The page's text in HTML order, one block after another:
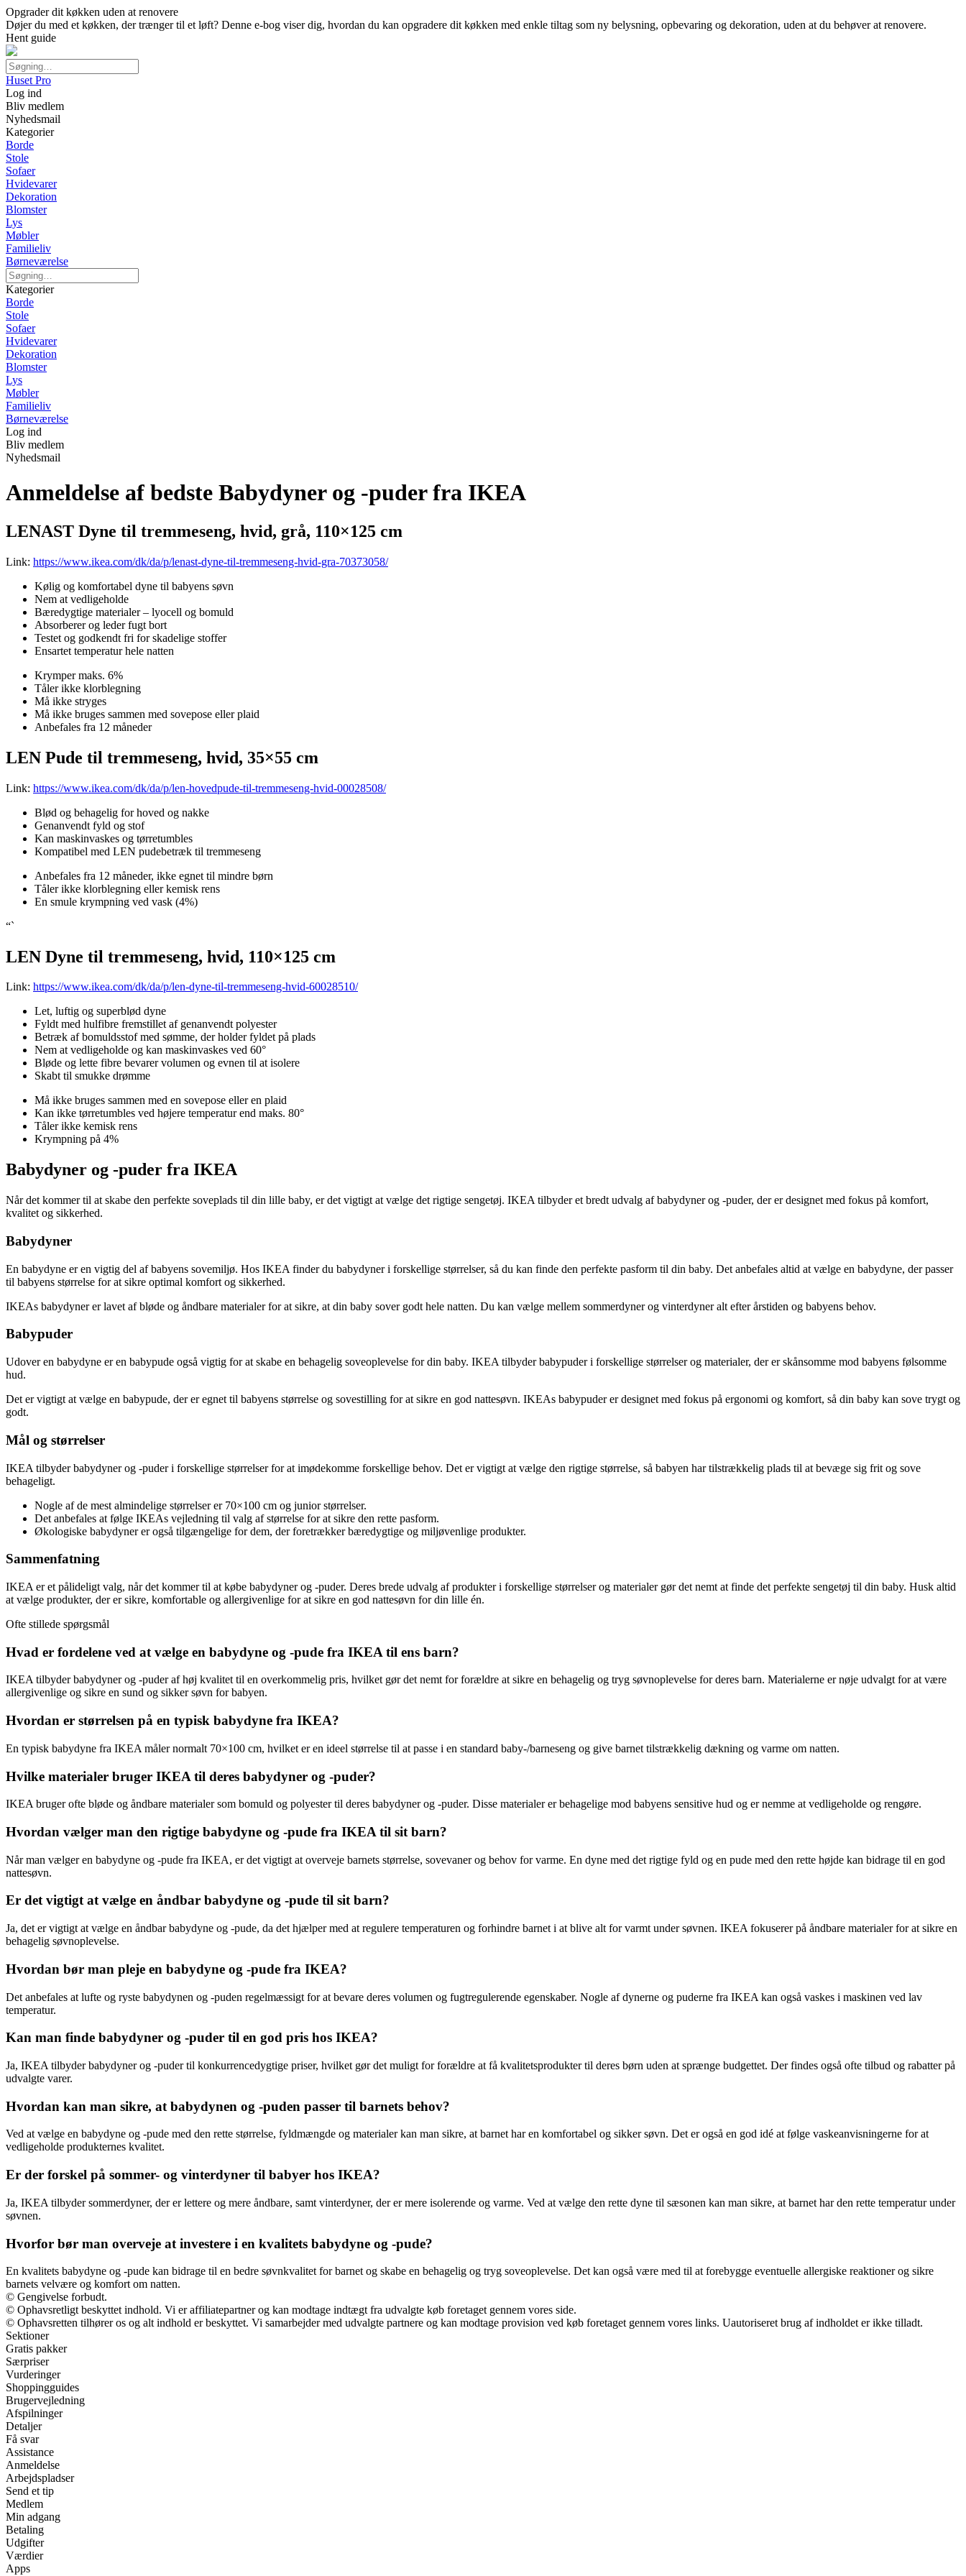
Opgrader dit køkken uden at renovere
Døjer du med et køkken, der trænger til et løft? Denne e-bog viser dig, hvordan du kan opgradere dit køkken med enkle tiltag som ny belysning, opbevaring og dekoration, uden at du behøver at renovere.
Hent guide
Huset Pro
Log ind
Bliv medlem
Nyhedsmail
Kategorier
Borde
Stole
Sofaer
Hvidevarer
Dekoration
Blomster
Lys
Møbler
Familieliv
Børneværelse
Kategorier
Borde
Stole
Sofaer
Hvidevarer
Dekoration
Blomster
Lys
Møbler
Familieliv
Børneværelse
Log ind
Bliv medlem
Nyhedsmail
Anmeldelse af bedste Babydyner og -puder fra IKEA
LENAST Dyne til tremmeseng, hvid, grå, 110×125 cm
Link: https://www.ikea.com/dk/da/p/lenast-dyne-til-tremmeseng-hvid-gra-70373058/
Kølig og komfortabel dyne til babyens søvn
Nem at vedligeholde
Bæredygtige materialer – lyocell og bomuld
Absorberer og leder fugt bort
Testet og godkendt fri for skadelige stoffer
Ensartet temperatur hele natten
Krymper maks. 6%
Tåler ikke klorblegning
Må ikke stryges
Må ikke bruges sammen med sovepose eller plaid
Anbefales fra 12 måneder
LEN Pude til tremmeseng, hvid, 35×55 cm
Link: https://www.ikea.com/dk/da/p/len-hovedpude-til-tremmeseng-hvid-00028508/
Blød og behagelig for hoved og nakke
Genanvendt fyld og stof
Kan maskinvaskes og tørretumbles
Kompatibel med LEN pudebetræk til tremmeseng
Anbefales fra 12 måneder, ikke egnet til mindre børn
Tåler ikke klorblegning eller kemisk rens
En smule krympning ved vask (4%)
“`
LEN Dyne til tremmeseng, hvid, 110×125 cm
Link: https://www.ikea.com/dk/da/p/len-dyne-til-tremmeseng-hvid-60028510/
Let, luftig og superblød dyne
Fyldt med hulfibre fremstillet af genanvendt polyester
Betræk af bomuldsstof med sømme, der holder fyldet på plads
Nem at vedligeholde og kan maskinvaskes ved 60°
Bløde og lette fibre bevarer volumen og evnen til at isolere
Skabt til smukke drømme
Må ikke bruges sammen med en sovepose eller en plaid
Kan ikke tørretumbles ved højere temperatur end maks. 80°
Tåler ikke kemisk rens
Krympning på 4%
Babydyner og -puder fra IKEA
Når det kommer til at skabe den perfekte soveplads til din lille baby, er det vigtigt at vælge det rigtige sengetøj. IKEA tilbyder et bredt udvalg af babydyner og -puder, der er designet med fokus på komfort,
kvalitet og sikkerhed.
Babydyner
En babydyne er en vigtig del af babyens sovemiljø. Hos IKEA finder du babydyner i forskellige størrelser, så du kan finde den perfekte pasform til din baby. Det anbefales altid at vælge en babydyne, der passer
til babyens størrelse for at sikre optimal komfort og sikkerhed.
IKEAs babydyner er lavet af bløde og åndbare materialer for at sikre, at din baby sover godt hele natten. Du kan vælge mellem sommerdyner og vinterdyner alt efter årstiden og babyens behov.
Babypuder
Udover en babydyne er en babypude også vigtig for at skabe en behagelig soveoplevelse for din baby. IKEA tilbyder babypuder i forskellige størrelser og materialer, der er skånsomme mod babyens følsomme
hud.
Det er vigtigt at vælge en babypude, der er egnet til babyens størrelse og sovestilling for at sikre en god nattesøvn. IKEAs babypuder er designet med fokus på ergonomi og komfort, så din baby kan sove trygt og
godt.
Mål og størrelser
IKEA tilbyder babydyner og -puder i forskellige størrelser for at imødekomme forskellige behov. Det er vigtigt at vælge den rigtige størrelse, så babyen har tilstrækkelig plads til at bevæge sig frit og sove
behageligt.
Nogle af de mest almindelige størrelser er 70×100 cm og junior størrelser.
Det anbefales at følge IKEAs vejledning til valg af størrelse for at sikre den rette pasform.
Økologiske babydyner er også tilgængelige for dem, der foretrækker bæredygtige og miljøvenlige produkter.
Sammenfatning
IKEA er et pålideligt valg, når det kommer til at købe babydyner og -puder. Deres brede udvalg af produkter i forskellige størrelser og materialer gør det nemt at finde det perfekte sengetøj til din baby. Husk altid
at vælge produkter, der er sikre, komfortable og allergivenlige for at sikre en god nattesøvn for din lille én.
Ofte stillede spørgsmål
Hvad er fordelene ved at vælge en babydyne og -pude fra IKEA til ens barn?
IKEA tilbyder babydyner og -puder af høj kvalitet til en overkommelig pris, hvilket gør det nemt for forældre at sikre en behagelig og tryg søvnoplevelse for deres barn. Materialerne er nøje udvalgt for at være
allergivenlige og sikre en sund og sikker søvn for babyen.
Hvordan er størrelsen på en typisk babydyne fra IKEA?
En typisk babydyne fra IKEA måler normalt 70×100 cm, hvilket er en ideel størrelse til at passe i en standard baby-/barneseng og give barnet tilstrækkelig dækning og varme om natten.
Hvilke materialer bruger IKEA til deres babydyner og -puder?
IKEA bruger ofte bløde og åndbare materialer som bomuld og polyester til deres babydyner og -puder. Disse materialer er behagelige mod babyens sensitive hud og er nemme at vedligeholde og rengøre.
Hvordan vælger man den rigtige babydyne og -pude fra IKEA til sit barn?
Når man vælger en babydyne og -pude fra IKEA, er det vigtigt at overveje barnets størrelse, sovevaner og behov for varme. En dyne med det rigtige fyld og en pude med den rette højde kan bidrage til en god
nattesøvn.
Er det vigtigt at vælge en åndbar babydyne og -pude til sit barn?
Ja, det er vigtigt at vælge en åndbar babydyne og -pude, da det hjælper med at regulere temperaturen og forhindre barnet i at blive alt for varmt under søvnen. IKEA fokuserer på åndbare materialer for at sikre en
behagelig søvnoplevelse.
Hvordan bør man pleje en babydyne og -pude fra IKEA?
Det anbefales at lufte og ryste babydynen og -puden regelmæssigt for at bevare deres volumen og fugtregulerende egenskaber. Nogle af dynerne og puderne fra IKEA kan også vaskes i maskinen ved lav
temperatur.
Kan man finde babydyner og -puder til en god pris hos IKEA?
Ja, IKEA tilbyder babydyner og -puder til konkurrencedygtige priser, hvilket gør det muligt for forældre at få kvalitetsprodukter til deres børn uden at sprænge budgettet. Der findes også ofte tilbud og rabatter på
udvalgte varer.
Hvordan kan man sikre, at babydynen og -puden passer til barnets behov?
Ved at vælge en babydyne og -pude med den rette størrelse, fyldmængde og materialer kan man sikre, at barnet har en komfortabel og sikker søvn. Det er også en god idé at følge vaskeanvisningerne for at
vedligeholde produkternes kvalitet.
Er der forskel på sommer- og vinterdyner til babyer hos IKEA?
Ja, IKEA tilbyder sommerdyner, der er lettere og mere åndbare, samt vinterdyner, der er mere isolerende og varme. Ved at vælge den rette dyne til sæsonen kan man sikre, at barnet har den rette temperatur under
søvnen.
Hvorfor bør man overveje at investere i en kvalitets babydyne og -pude?
En kvalitets babydyne og -pude kan bidrage til en bedre søvnkvalitet for barnet og skabe en behagelig og tryg soveoplevelse. Det kan også være med til at forebygge eventuelle allergiske reaktioner og sikre
barnets velvære og komfort om natten.
© Gengivelse forbudt.
© Ophavsretligt beskyttet indhold. Vi er affiliatepartner og kan modtage indtægt fra udvalgte køb foretaget gennem vores side.
© Ophavsretten tilhører os og alt indhold er beskyttet. Vi samarbejder med udvalgte partnere og kan modtage provision ved køb foretaget gennem vores links. Uautoriseret brug af indholdet er ikke tilladt.
Sektioner
Gratis pakker
Særpriser
Vurderinger
Shoppingguides
Brugervejledning
Afspilninger
Detaljer
Få svar
Assistance
Anmeldelse
Arbejdspladser
Send et tip
Medlem
Min adgang
Betaling
Udgifter
Værdier
Apps